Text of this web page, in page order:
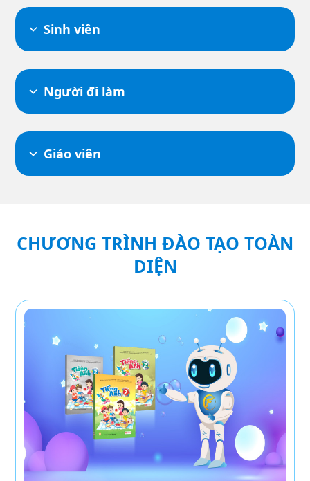
Sinh viên
Người đi làm
Giáo viên
CHƯƠNG TRÌNH ĐÀO TẠO TOÀN
DIỆN